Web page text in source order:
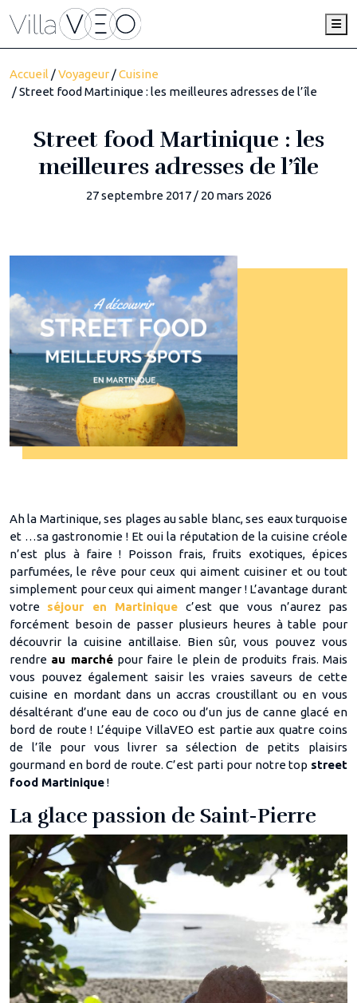
Accueil /Voyageur /Cuisine
/ Street food Martinique : les meilleures adresses de l’île
Street food Martinique : les
meilleures adresses de l’île
27 septembre 2017 / 20 mars 2026
Ah la Martinique, ses plages au sable blanc, ses eaux turquoise
et …sa gastronomie ! Et oui la réputation de la cuisine créole
n’est plus à faire ! Poisson frais, fruits exotiques, épices
parfumées, le rêve pour ceux qui aiment cuisiner et ou tout
simplement pour ceux qui aiment manger ! L’avantage durant
votre séjour en Martinique
c’est que vous n’aurez pas
forcément besoin de passer plusieurs heures à table pour
découvrir la cuisine antillaise. Bien sûr, vous pouvez vous
rendre au marchépour faire le plein de produits frais. Mais
vous pouvez également saisir les vraies saveurs de cette
cuisine en mordant dans un accras croustillant ou en vous
désaltérant d’une eau de coco ou d’un jus de canne glacé en
bord de route ! L’équipe VillaVEO est partie aux quatre coins
de l’île pour vous livrer sa sélection de petits plaisirs
gourmand en bord de route. C’est parti pour notre top street
food Martinique!
La glace passion de Saint-Pierre